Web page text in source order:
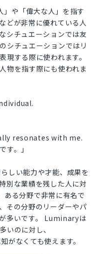
や「偉大な人」を指す
どが非常に優れている人
シチュエーションでは友
シチュエーションではリ
現する際に使われます。
物を指す際にも使われま
resonates with me.
す。」
しい能力や才能、成果を
別な業績を残した人に対
る分野で非常に有名で
その分野のリーダーやパ
多いです。 Luminaryは
いのに対し、
なくても使えます。